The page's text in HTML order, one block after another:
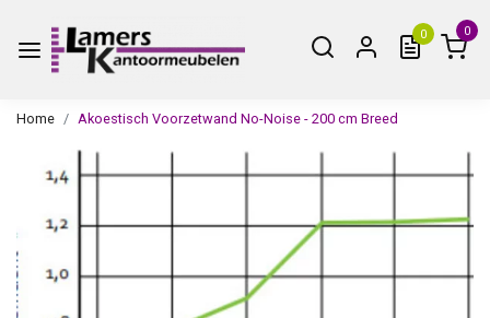
0 0
Home Akoestisch Voorzetwand No-Noise - 200 cm Breed